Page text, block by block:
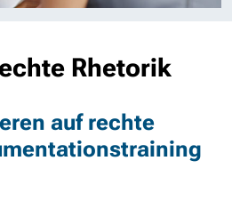
Rhetorik
auf rechte